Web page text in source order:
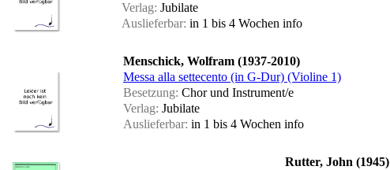
Verlag: Jubilate
Auslieferbar: in 1 bis 4 Wochen info
Menschick, Wolfram (1937-2010)
Messa alla settecento (in G-Dur) (Violine 1)
Besetzung: Chor und Instrument/e
Verlag: Jubilate
Auslieferbar: in 1 bis 4 Wochen info
Rutter, John (1945)